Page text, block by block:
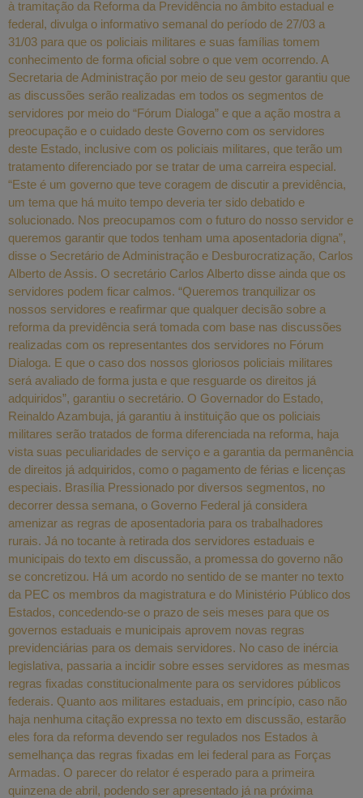
à tramitação da Reforma da Previdência no âmbito estadual e
federal, divulga o informativo semanal do período de 27/03 a
31/03 para que os policiais militares e suas famílias tomem
conhecimento de forma oficial sobre o que vem ocorrendo. A
Secretaria de Administração por meio de seu gestor garantiu que
as discussões serão realizadas em todos os segmentos de
servidores por meio do “Fórum Dialoga” e que a ação mostra a
preocupação e o cuidado deste Governo com os servidores
deste Estado, inclusive com os policiais militares, que terão um
tratamento diferenciado por se tratar de uma carreira especial.
“Este é um governo que teve coragem de discutir a previdência,
um tema que há muito tempo deveria ter sido debatido e
solucionado. Nos preocupamos com o futuro do nosso servidor e
queremos garantir que todos tenham uma aposentadoria digna”,
disse o Secretário de Administração e Desburocratização, Carlos
Alberto de Assis. O secretário Carlos Alberto disse ainda que os
servidores podem ficar calmos. “Queremos tranquilizar os
nossos servidores e reafirmar que qualquer decisão sobre a
reforma da previdência será tomada com base nas discussões
realizadas com os representantes dos servidores no Fórum
Dialoga. E que o caso dos nossos gloriosos policiais militares
será avaliado de forma justa e que resguarde os direitos já
adquiridos”, garantiu o secretário. O Governador do Estado,
Reinaldo Azambuja, já garantiu à instituição que os policiais
militares serão tratados de forma diferenciada na reforma, haja
vista suas peculiaridades de serviço e a garantia da permanência
de direitos já adquiridos, como o pagamento de férias e licenças
especiais. Brasília Pressionado por diversos segmentos, no
decorrer dessa semana, o Governo Federal já considera
amenizar as regras de aposentadoria para os trabalhadores
rurais. Já no tocante à retirada dos servidores estaduais e
municipais do texto em discussão, a promessa do governo não
se concretizou. Há um acordo no sentido de se manter no texto
da PEC os membros da magistratura e do Ministério Público dos
Estados, concedendo-se o prazo de seis meses para que os
governos estaduais e municipais aprovem novas regras
previdenciárias para os demais servidores. No caso de inércia
legislativa, passaria a incidir sobre esses servidores as mesmas
regras fixadas constitucionalmente para os servidores públicos
federais. Quanto aos militares estaduais, em princípio, caso não
haja nenhuma citação expressa no texto em discussão, estarão
eles fora da reforma devendo ser regulados nos Estados à
semelhança das regras fixadas em lei federal para as Forças
Armadas. O parecer do relator é esperado para a primeira
quinzena de abril, podendo ser apresentado já na próxima